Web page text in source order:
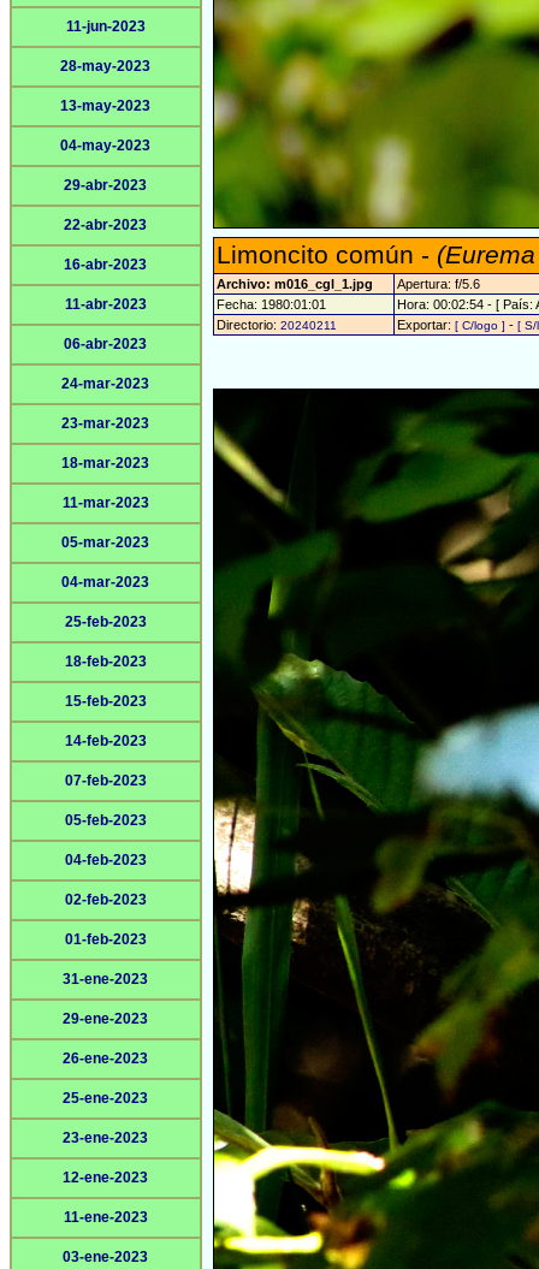
11-jun-2023
28-may-2023
13-may-2023
04-may-2023
29-abr-2023
22-abr-2023
16-abr-2023
11-abr-2023
06-abr-2023
24-mar-2023
23-mar-2023
18-mar-2023
11-mar-2023
05-mar-2023
04-mar-2023
25-feb-2023
18-feb-2023
15-feb-2023
14-feb-2023
07-feb-2023
05-feb-2023
04-feb-2023
02-feb-2023
01-feb-2023
31-ene-2023
29-ene-2023
26-ene-2023
25-ene-2023
23-ene-2023
12-ene-2023
11-ene-2023
03-ene-2023
Limoncito común -
Archivo: m016_cgl_1.jpg
Apertura: f/5.6
Fecha: 1980:01:01
Hora: 00:02:54 - [ País:
Directorio: 20240211 Exportar: [ C/logo ] - [ S/